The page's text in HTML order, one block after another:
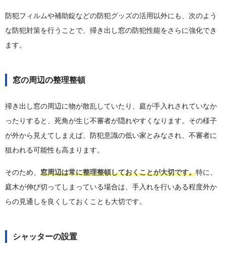
防犯フィルムや補助錠などの防犯グッズの活用以外にも、次のよう
な防犯対策を行うことで、掃き出し窓の防犯性能をさらに強化でき
ます。
窓の周辺の整理整頓
掃き出し窓の周辺に物が散乱していたり、庭が手入れされていなか
ったりすると、死角が生じ不審者が隠れやすくなります。その様子
が外から見えてしまえば、防犯意識の低い家とみなされ、不審者に
狙われる可能性も高まります。
そのため、 窓周辺は常に整理整頓しておくことが大切です。特に、
庭木が伸び切ってしまっている場合は、手入れを行いある程度外か
らの見通しを良くしておくことも大切です。
シャッターの設置